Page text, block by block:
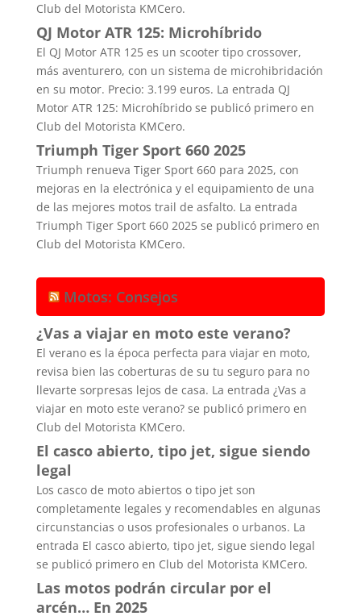
Club del Motorista KMCero.
QJ Motor ATR 125: Microhíbrido
El QJ Motor ATR 125 es un scooter tipo crossover,
más aventurero, con un sistema de microhibridación
en su motor. Precio: 3.199 euros. La entrada QJ
Motor ATR 125: Microhíbrido se publicó primero en
Club del Motorista KMCero.
Triumph Tiger Sport 660 2025
Triumph renueva Tiger Sport 660 para 2025, con
mejoras en la electrónica y el equipamiento de una
de las mejores motos trail de asfalto. La entrada
Triumph Tiger Sport 660 2025 se publicó primero en
Club del Motorista KMCero.
Motos: Consejos
¿Vas a viajar en moto este verano?
El verano es la época perfecta para viajar en moto,
revisa bien las coberturas de su tu seguro para no
llevarte sorpresas lejos de casa. La entrada ¿Vas a
viajar en moto este verano? se publicó primero en
Club del Motorista KMCero.
El casco abierto, tipo jet, sigue siendo
legal
Los casco de moto abiertos o tipo jet son
completamente legales y recomendables en algunas
circunstancias o usos profesionales o urbanos. La
entrada El casco abierto, tipo jet, sigue siendo legal
se publicó primero en Club del Motorista KMCero.
Las motos podrán circular por el
arcén… En 2025